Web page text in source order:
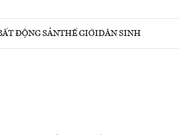
ĐỘNG SẢNTHẾ GIỚIDÂN SINH